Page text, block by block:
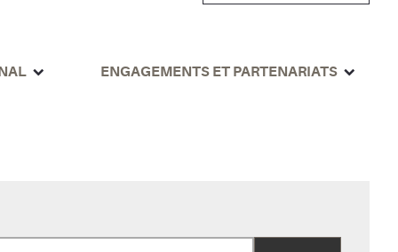
ENGAGEMENTS ET PARTENARIATS